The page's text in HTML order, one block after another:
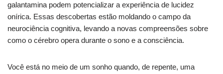
galantamina podem potencializar a experiência de lucidez
onírica. Essas descobertas estão moldando o campo da
neurociência cognitiva, levando a novas compreensões sobre
como o cérebro opera durante o sono e a consciência.
Você está no meio de um sonho quando, de repente, uma